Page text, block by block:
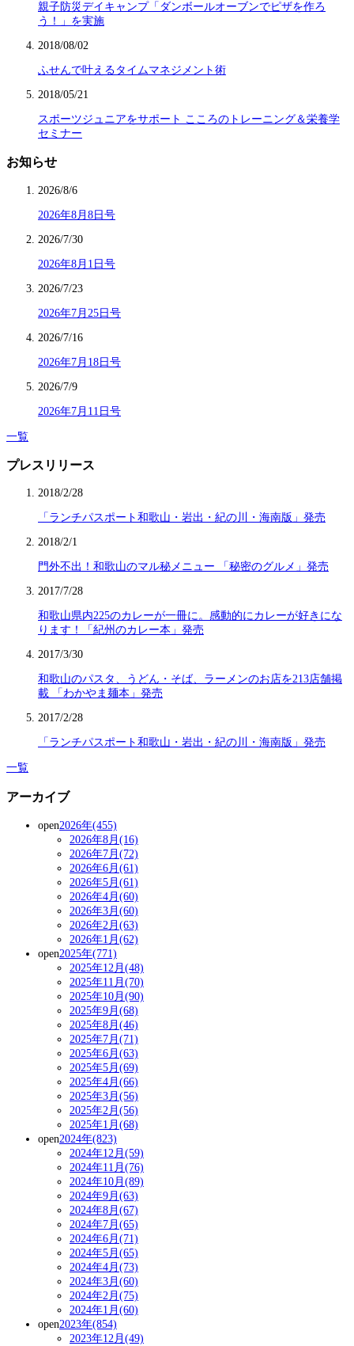
親子防災デイキャンプ「ダンボールオーブンでピザを作ろ
う！」を実施
2018/08/02
ふせんで叶えるタイムマネジメント術
2018/05/21
スポーツジュニアをサポート こころのトレーニング＆栄養学
セミナー
お知らせ
2026/8/6
2026年8月8日号
2026/7/30
2026年8月1日号
2026/7/23
2026年7月25日号
2026/7/16
2026年7月18日号
2026/7/9
2026年7月11日号
一覧
プレスリリース
2018/2/28
「ランチパスポート和歌山・岩出・紀の川・海南版」発売
2018/2/1
門外不出！和歌山のマル秘メニュー 「秘密のグルメ」発売
2017/7/28
和歌山県内225のカレーが一冊に。感動的にカレーが好きにな
ります！「紀州のカレー本」発売
2017/3/30
和歌山のパスタ、うどん・そば、ラーメンのお店を213店舗掲
載 「わかやま麺本」発売
2017/2/28
「ランチパスポート和歌山・岩出・紀の川・海南版」発売
一覧
アーカイブ
open2026年(455)
2026年8月(16)
2026年7月(72)
2026年6月(61)
2026年5月(61)
2026年4月(60)
2026年3月(60)
2026年2月(63)
2026年1月(62)
open2025年(771)
2025年12月(48)
2025年11月(70)
2025年10月(90)
2025年9月(68)
2025年8月(46)
2025年7月(71)
2025年6月(63)
2025年5月(69)
2025年4月(66)
2025年3月(56)
2025年2月(56)
2025年1月(68)
open2024年(823)
2024年12月(59)
2024年11月(76)
2024年10月(89)
2024年9月(63)
2024年8月(67)
2024年7月(65)
2024年6月(71)
2024年5月(65)
2024年4月(73)
2024年3月(60)
2024年2月(75)
2024年1月(60)
open2023年(854)
2023年12月(49)